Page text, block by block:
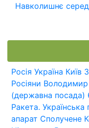
Навколишнє
Росія Україна Київ
Росіяни Володимир
(державна посада)
Ракета. Українська
апарат Сполучене